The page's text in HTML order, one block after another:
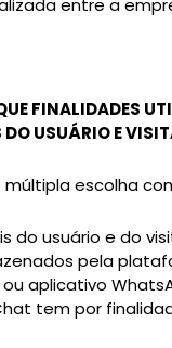
entre a
FINALIDADES
DO USUÁRIO E
múltipla escolha
do usuário e do
pela
aplicativo
tem por